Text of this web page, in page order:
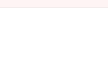
生活